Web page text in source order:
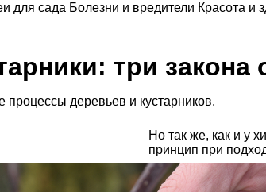
для сада Болезни и вредители Красота и
три закона
деревьев и кустарников.
Но так же, как и у
принцип при